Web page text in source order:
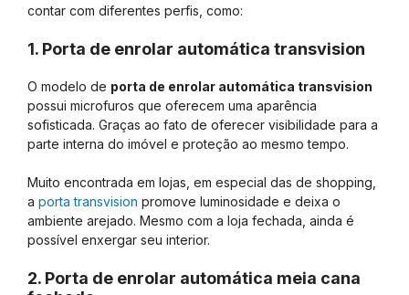
contar com diferentes perfis, como:
1. Porta de enrolar automática transvision
O modelo de porta de enrolar automática transvision
possui microfuros que oferecem uma aparência
sofisticada. Graças ao fato de oferecer visibilidade para a
parte interna do imóvel e proteção ao mesmo tempo.
Muito encontrada em lojas, em especial das de shopping,
a porta transvision promove luminosidade e deixa o
ambiente arejado. Mesmo com a loja fechada, ainda é
possível enxergar seu interior.
2. Porta de enrolar automática meia cana